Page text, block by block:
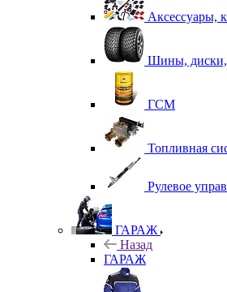
Аксессуары,
Шины, диски,
ГСМ
Топливная
Рулевое
ГАРАЖ
Назад
ГАРАЖ